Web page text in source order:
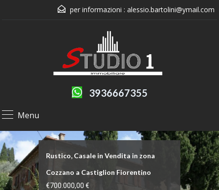
per informazioni : alessio.bartolini@ymail.com
3936667355
Menu
Rustico, Casale in Vendita in zona
Cozzano a Castiglion Fiorentino
€700.000,00 €
Immobile di prestigio in vendita in zona
San Clemente a Arezzo
Trattativa riservata
Rustico, Casale in Vendita a Castiglion
Fiorentino
€600.000,00 €